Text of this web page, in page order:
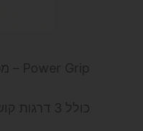
Power Grip – מכשיר קפיצי לחיזוק האצבעות, פרק היד והאמה.
כולל 3 דרגות קושי קל, בינוני, קשה לבחירה.